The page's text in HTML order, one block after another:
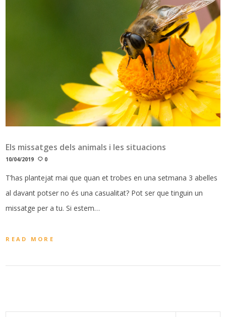
Els missatges dels animals i les situacions
10/04/2019 0
T’has plantejat mai que quan et trobes en una setmana 3 abelles
al davant potser no és una casualitat? Pot ser que tinguin un
missatge per a tu. Si estem…
READ MORE